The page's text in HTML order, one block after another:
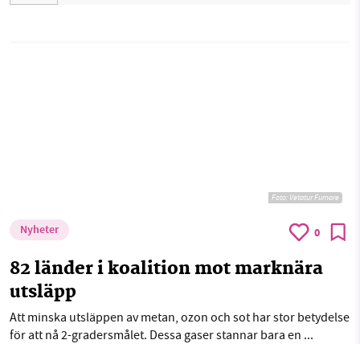
Foto: Vetatur Fumare
Nyheter 0
82 länder i koalition mot marknära
utsläpp
Att minska utsläppen av metan, ozon och sot har stor betydelse
för att nå 2-gradersmålet. Dessa gaser stannar bara en ...